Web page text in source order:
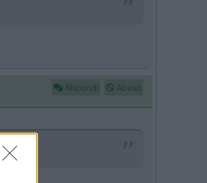
Rispondi Abuso